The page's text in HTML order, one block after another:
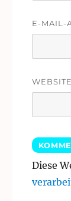
E-MAIL-
WEBSITE
Diese